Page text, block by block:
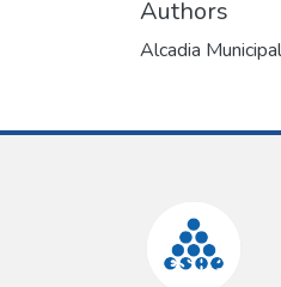
Authors
Alcadia